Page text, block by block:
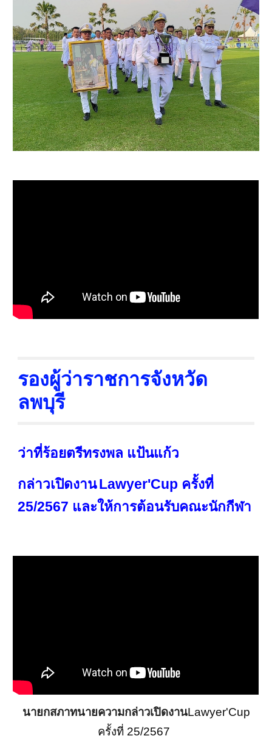
รองผู้ว่าราชการจังหวัด
ลพบุรี
ว่าที่ร้อยตรีทรงพล แป้นแก้ว
กล่าวเปิดงานLawyer'Cup ครั้งที่
25/2567 และให้การต้อนรับคณะนักกีฬา
นายกสภาทนายความกล่าวเปิดงานLawyer'Cup
ครั้งที่ 25/2567